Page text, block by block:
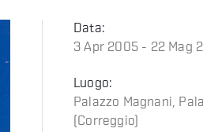
Data:
3 Apr 2005 - 22 Mag
Luogo:
Palazzo Magnani,
(Correggio)